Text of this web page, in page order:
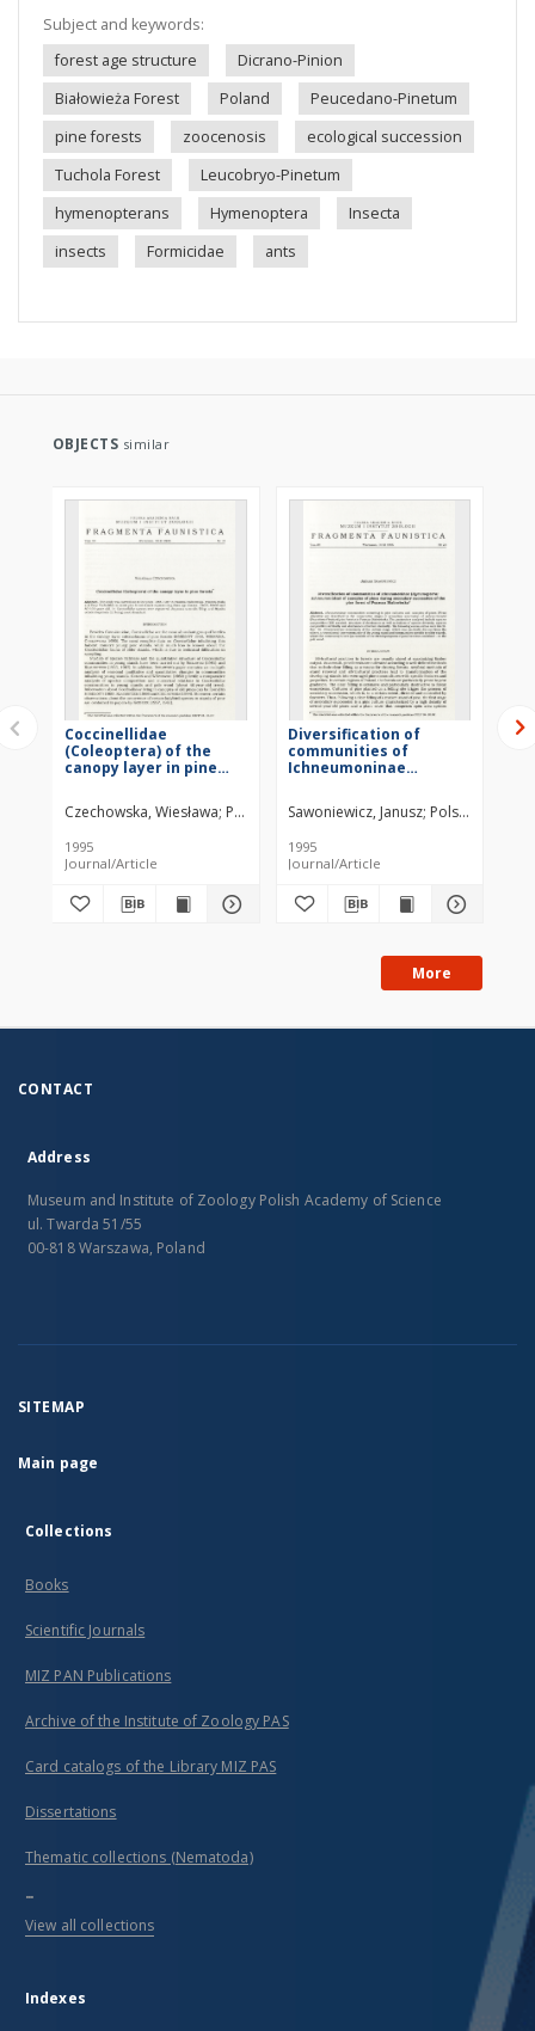
Subject and keywords:
forest age structure
Dicrano-Pinion
Białowieża Forest
Poland
Peucedano-Pinetum
pine forests
zoocenosis
ecological succession
Tuchola Forest
Leucobryo-Pinetum
hymenopterans
Hymenoptera
Insecta
insects
Formicidae ants
OBJECTS similar
Coccinellidae
(Coleoptera) of the
canopy layer in pine
Czechowska, Wiesława Polska Akademia Nauk. Muzeum i Instytut
1995
Journal/Article
Diversification of
communities of
Ichneumoninae
canopies of pines
succession of the pine
forest of Puszcza
Sawoniewicz, Janusz Polska
1995
Journal/Article
More
CONTACT
Address
Museum and Institute of Zoology Polish Academy of Science
ul. Twarda 51/55
00-818 Warszawa, Poland
SITEMAP
Main page
Collections
Books
Scientific Journals
MIZ PAN Publications
Archive of the Institute of Zoology PAS
Card catalogs of the Library MIZ PAS
Dissertations
Thematic collections (Nematoda)
...
View all collections
Indexes